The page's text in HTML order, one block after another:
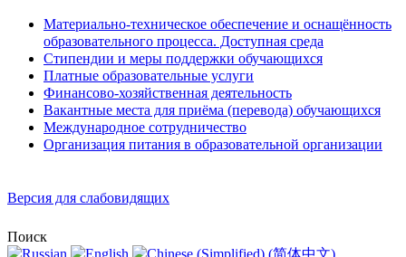
Материально-техническое обеспечение и оснащённость
образовательного процесса. Доступная среда
Стипендии и меры поддержки обучающихся
Платные образовательные услуги
Финансово-хозяйственная деятельность
Вакантные места для приёма (перевода) обучающихся
Международное сотрудничество
Организация питания в образовательной организации
Версия для слабовидящих
Поиск